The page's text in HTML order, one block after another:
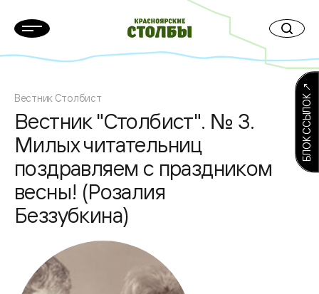
Вестник Столбист
Вестник "Столбист". № 3.
Милых читательниц
поздравляем с праздником
весны! (Розалия
Беззубкина)
БЛОК ССЫЛОК ↗